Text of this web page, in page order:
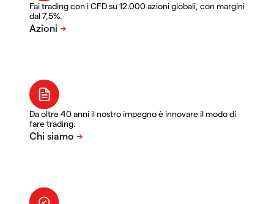
Fai trading con i CFD su 12.000 azioni globali, con margini
dal 7,5%.
Da oltre 40 anni il nostro impegno è innovare il modo di
fare trading.